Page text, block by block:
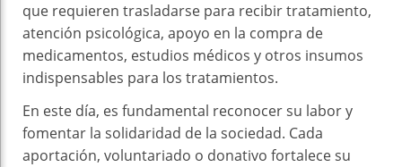
que requieren trasladarse para recibir tratamiento,
atención psicológica, apoyo en la compra de
medicamentos, estudios médicos y otros insumos
indispensables para los tratamientos.
En este día, es fundamental reconocer su labor y
fomentar la solidaridad de la sociedad. Cada
aportación, voluntariado o donativo fortalece su